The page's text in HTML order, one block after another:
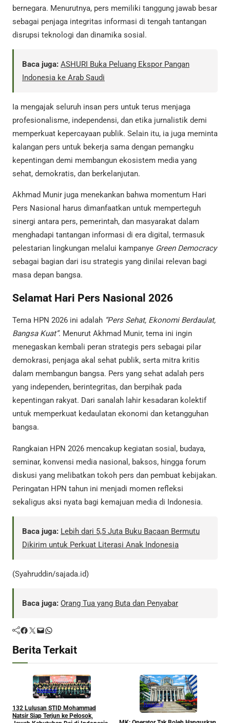
bernegara. Menurutnya, pers memiliki tanggung jawab besar
sebagai penjaga integritas informasi di tengah tantangan
disrupsi teknologi dan dinamika sosial.
Baca juga: ASHURI Buka Peluang Ekspor Pangan
Indonesia ke Arab Saudi
Ia mengajak seluruh insan pers untuk terus menjaga
profesionalisme, independensi, dan etika jurnalistik demi
memperkuat kepercayaan publik. Selain itu, ia juga meminta
kalangan pers untuk bekerja sama dengan pemangku
kepentingan demi membangun ekosistem media yang
sehat, demokratis, dan berkelanjutan.
Akhmad Munir juga menekankan bahwa momentum Hari
Pers Nasional harus dimanfaatkan untuk memperteguh
sinergi antara pers, pemerintah, dan masyarakat dalam
menghadapi tantangan informasi di era digital, termasuk
pelestarian lingkungan melalui kampanye Green Democracy
sebagai bagian dari isu strategis yang dinilai relevan bagi
masa depan bangsa.
Selamat Hari Pers Nasional 2026
Tema HPN 2026 ini adalah “Pers Sehat, Ekonomi Berdaulat,
Bangsa Kuat”. Menurut Akhmad Munir, tema ini ingin
menegaskan kembali peran strategis pers sebagai pilar
demokrasi, penjaga akal sehat publik, serta mitra kritis
dalam membangun bangsa. Pers yang sehat adalah pers
yang independen, berintegritas, dan berpihak pada
kepentingan rakyat. Dari sanalah lahir kesadaran kolektif
untuk memperkuat kedaulatan ekonomi dan ketangguhan
bangsa.
Rangkaian HPN 2026 mencakup kegiatan sosial, budaya,
seminar, konvensi media nasional, baksos, hingga forum
diskusi yang melibatkan tokoh pers dan pembuat kebijakan.
Peringatan HPN tahun ini menjadi momen refleksi
sekaligus aksi nyata bagi kemajuan media di Indonesia.
Baca juga: Lebih dari 5,5 Juta Buku Bacaan Bermutu
Dikirim untuk Perkuat Literasi Anak Indonesia
(Syahruddin/sajada.id)
Baca juga: Orang Tua yang Buta dan Penyabar
Facebook Twitter Mail WhatsApp
Berita Terkait
Nasional
132 Lulusan STID Mohammad
Natsir Siap Terjun ke Pelosok,
Nasional